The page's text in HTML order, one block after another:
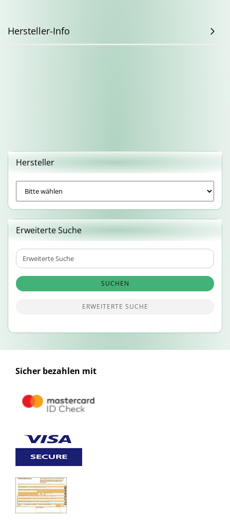
Hersteller-Info
Hersteller
Erweiterte Suche
Erweiterte
Suche
SUCHEN
ERWEITERTE SUCHE
Sicher bezahlen mit